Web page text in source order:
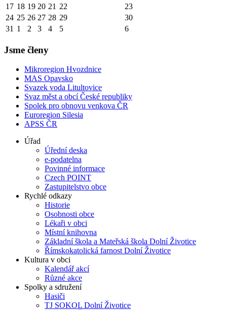
17 18 19 20 21 22
23
24 25 26 27 28 29
30
31 1 2 3 4 5 6
Jsme členy
Mikroregion Hvozdnice
MAS Opavsko
Svazek voda Litultovice
Svaz měst a obcí České republiky
Spolek pro obnovu venkova ČR
Euroregion Silesia
APSS ČR
Úřad
Úřední deska
e-podatelna
Povinné informace
Czech POINT
Zastupitelstvo obce
Rychlé odkazy
Historie
Osobnosti obce
Lékaři v obci
Místní knihovna
Základní škola a Mateřská škola Dolní Životice
Římskokatolická farnost Dolní Životice
Kultura v obci
Kalendář akcí
Různé akce
Spolky a sdružení
Hasiči
TJ SOKOL Dolní Životice